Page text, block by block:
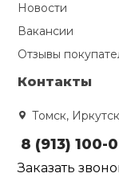
Новости
Вакансии
Отзывы
Контакты
Томск,
8 (913) 100-
Заказать